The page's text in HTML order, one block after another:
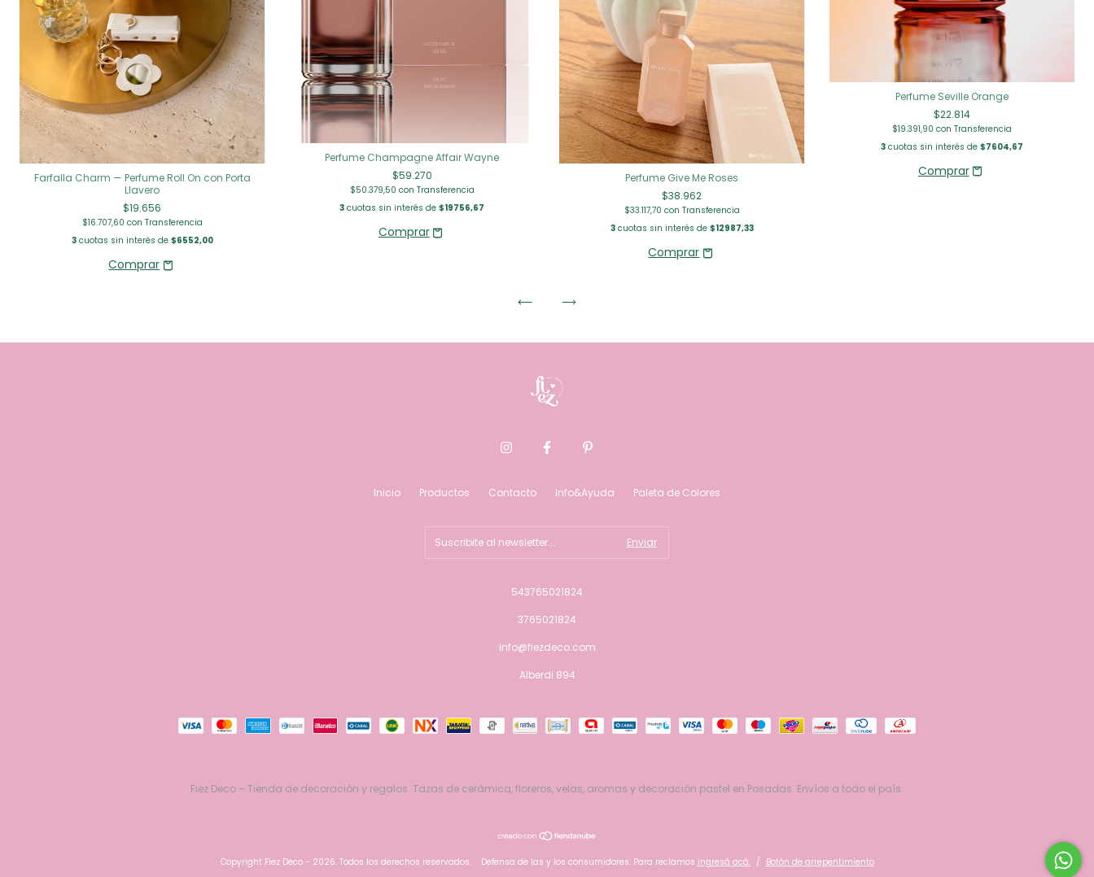
Farfalla Charm — Perfume Roll On con Porta
Llavero
$19.656
$16.707,60 con Transferencia
3cuotas sin interés de $6552,00
Perfume Champagne Affair Wayne
$59.270
$50.379,50 con Transferencia
3 cuotas sin interés de$19756,67
Perfume Give Me Roses
$38.962
$33.117,70 con Transferencia
3cuotas sin interés de $12987,33
Perfume Seville Orange
$22.814
$19.391,90 con Transferencia
3cuotas sin interés de $7604,67
Inicio Productos Contacto Info&Ayuda Paleta de Colores
543765021824
3765021824
info@fiezdeco.com
Alberdi 894
Fiez Deco – Tienda de decoración y regalos. Tazas de cerámica, floreros, velas, aromas y decoración pastel en Posadas. Envíos a todo el país.
Copyright Fiez Deco - 2026. Todos los derechos reservados. Defensa de las y los consumidores. Para reclamos ingresá acá. / Botón de arrepentimiento